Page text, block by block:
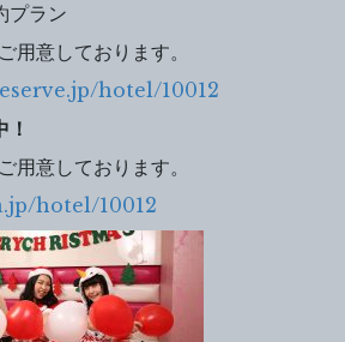
プラン
用意しております。
hotel/10012
用意しております。
hotel/10012